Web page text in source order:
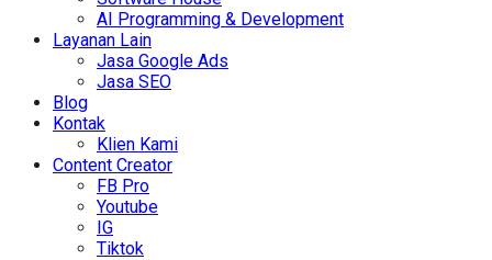
AI Programming & Development
Layanan Lain
Jasa Google Ads
Jasa SEO
Blog
Kontak
Klien Kami
Content Creator
FB Pro
Youtube
IG
Tiktok